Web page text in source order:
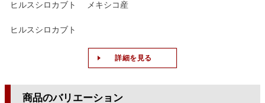
ヒルスシロカブト メキシコ産
ヒルスシロカブト
詳細を見る
商品のバリエーション